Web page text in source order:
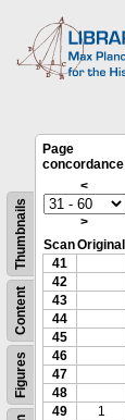
Figures
Content
Thumbnails
Page
concordance
<
>
ScanOriginal
41
42
43
44
45
46
47
48
49
1